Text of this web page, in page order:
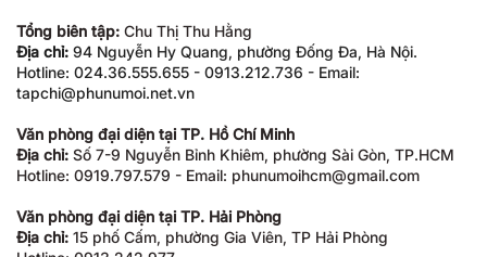
Tổng biên tập: Chu Thị Thu Hằng
Địa chỉ: 94 Nguyễn Hy Quang, phường Đống Đa, Hà Nội.
Hotline: 024.36.555.655 - 0913.212.736 - Email:
tapchi@phunumoi.net.vn
Văn phòng đại diện tại TP. Hồ Chí Minh
Địa chỉ: Số 7-9 Nguyễn Bỉnh Khiêm, phường Sài Gòn, TP.HCM
Hotline: 0919.797.579 - Email: phunumoihcm@gmail.com
Văn phòng đại diện tại TP. Hải Phòng
Địa chỉ: 15 phố Cấm, phường Gia Viên, TP Hải Phòng